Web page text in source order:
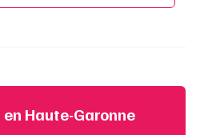
Haute-Garonne